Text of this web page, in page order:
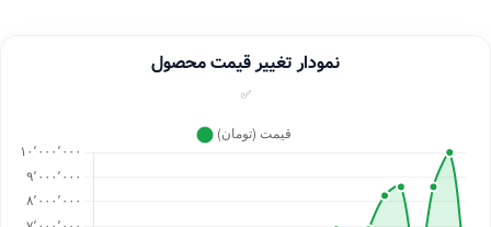
نمودار تغییر قیمت محصول
✅